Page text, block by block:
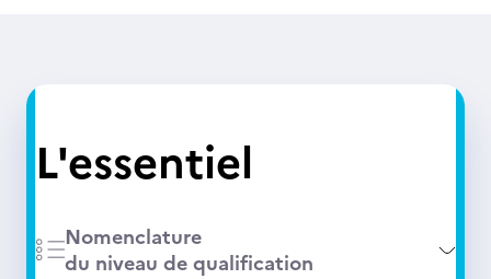
L'essentiel
Nomenclature
du niveau de qualification